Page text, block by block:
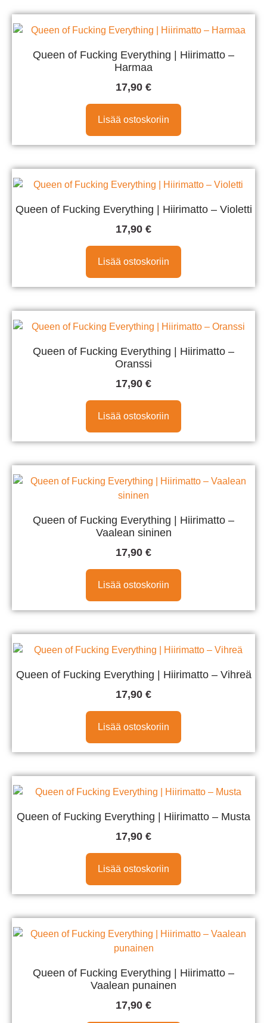
Queen of Fucking Everything | Hiirimatto –
Harmaa
17,90 €
Lisää ostoskoriin
Queen of Fucking Everything | Hiirimatto – Violetti
17,90 €
Lisää ostoskoriin
Queen of Fucking Everything | Hiirimatto –
Oranssi
17,90 €
Lisää ostoskoriin
Queen of Fucking Everything | Hiirimatto –
Vaalean sininen
17,90 €
Lisää ostoskoriin
Queen of Fucking Everything | Hiirimatto – Vihreä
17,90 €
Lisää ostoskoriin
Queen of Fucking Everything | Hiirimatto – Musta
17,90 €
Lisää ostoskoriin
Queen of Fucking Everything | Hiirimatto –
Vaalean punainen
17,90 €